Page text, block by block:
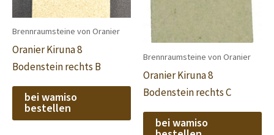
Brennraumsteine von Oranier
Oranier Kiruna 8
Bodenstein rechts B
bei wamiso
bestellen
Brennraumsteine von Oranier
Oranier Kiruna 8
Bodenstein rechts C
bei wamiso